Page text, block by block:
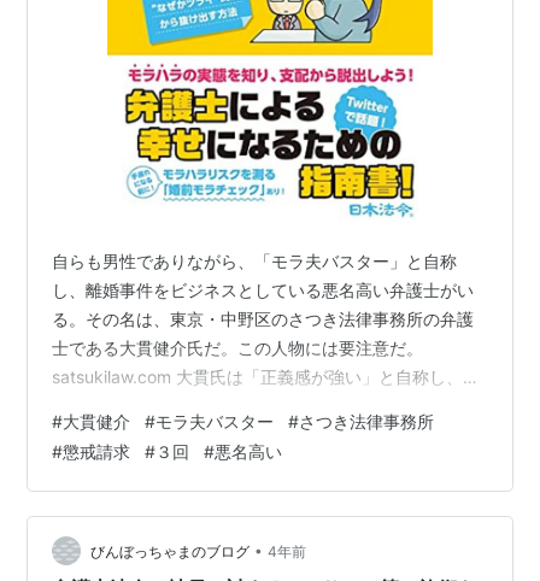
自らも男性でありながら、「モラ夫バスター」と自称
し、離婚事件をビジネスとしている悪名高い弁護士がい
る。その名は、東京・中野区のさつき法律事務所の弁護
士である大貫健介氏だ。この人物には要注意だ。
satsukilaw.com 大貫氏は「正義感が強い」と自称し、離
者もいる。大阪のある弁護士Ｎ氏は、「大貫弁護士か
ら、「私、夫が嫌いです」を献本してもらった」と喜ん
でＳＮＳにあげていたが、都合が悪いと思ったのか、す
ぐに取り下げた。この弁護士Ｎも、大貫氏と同様で、大
阪で悪名高い弁護士である。自分の家族は大切にしてい
#大貫健介 #モラ夫バスター #さつき法律事務所
#懲戒請求 #３回 #悪名高い
びんぼっちゃまのブログ • 4年前